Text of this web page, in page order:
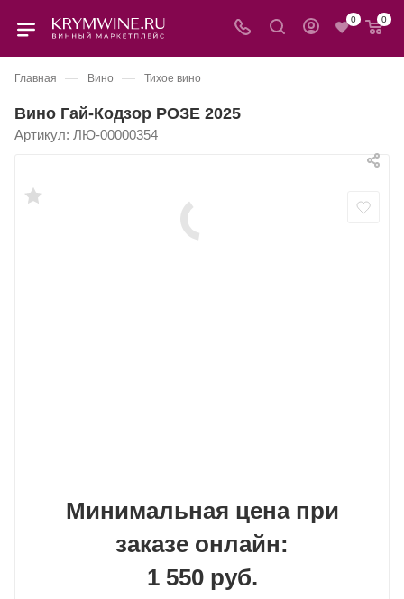
0 0
Главная — Вино — Тихое вино
Вино Гай-Кодзор РОЗЕ 2025
Артикул: ЛЮ-00000354
Минимальная цена при
заказе онлайн:
1 550 руб.